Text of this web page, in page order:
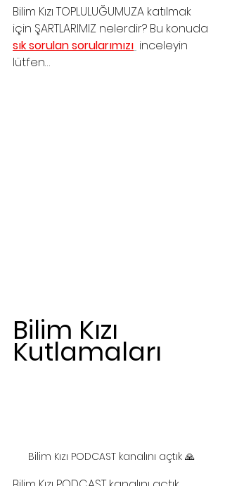
Bilim Kızı TOPLULUĞUMUZA katılmak
için ŞARTLARIMIZ nelerdir? Bu konuda
sık sorulan sorularımızı inceleyin
lütfen…
Bilim Kızı
Kutlamaları
Bilim Kızı PODCAST kanalını açtık 🙏